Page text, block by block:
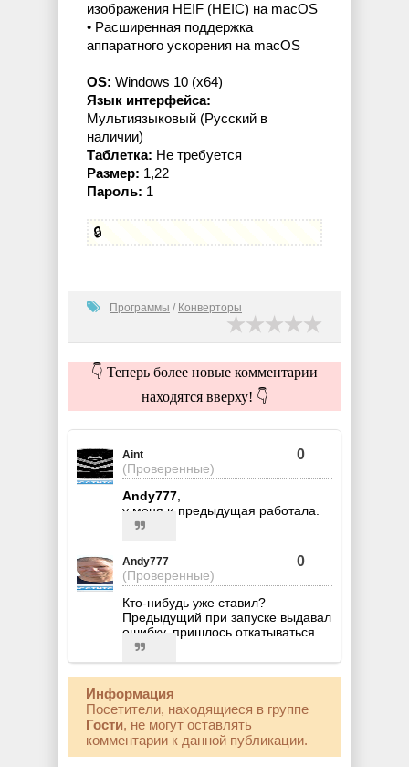
изображения HEIF (HEIC) на macOS
• Расширенная поддержка
аппаратного ускорения на macOS
OS: Windows 10 (x64)
Язык интерфейса:
Мультиязыковый (Русский в
наличии)
Таблетка: Не требуется
Размер: 1,22
Пароль: 1
🔒
Программы / Конверторы
👇 Теперь более новые комментарии
находятся вверху! 👇
Aint
(Проверенные)
0
Andy777,
у меня и предыдущая работала.
Andy777
(Проверенные)
0
Кто-нибудь уже ставил?
Предыдущий при запуске выдавал
ошибку, пришлось откатываться.
Информация
Посетители, находящиеся в группе
Гости, не могут оставлять
комментарии к данной публикации.